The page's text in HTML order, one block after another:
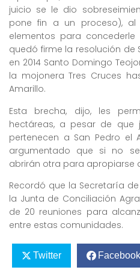
juicio se le dio
pone fin a un proceso),
elementos para
quedó firme la resolución de
en 2014 Santo Domingo
la mojonera Tres Cruces
Amarillo.
Esta brecha, dijo, les
hectáreas, a pesar de que
pertenecen a San Pedro
argumentado que si no
abrirán otra para apropiarse
Recordó que la Secretaría
la Junta de Conciliación
de 20 reuniones para
entre estas comunidades.
Twitter Facebook